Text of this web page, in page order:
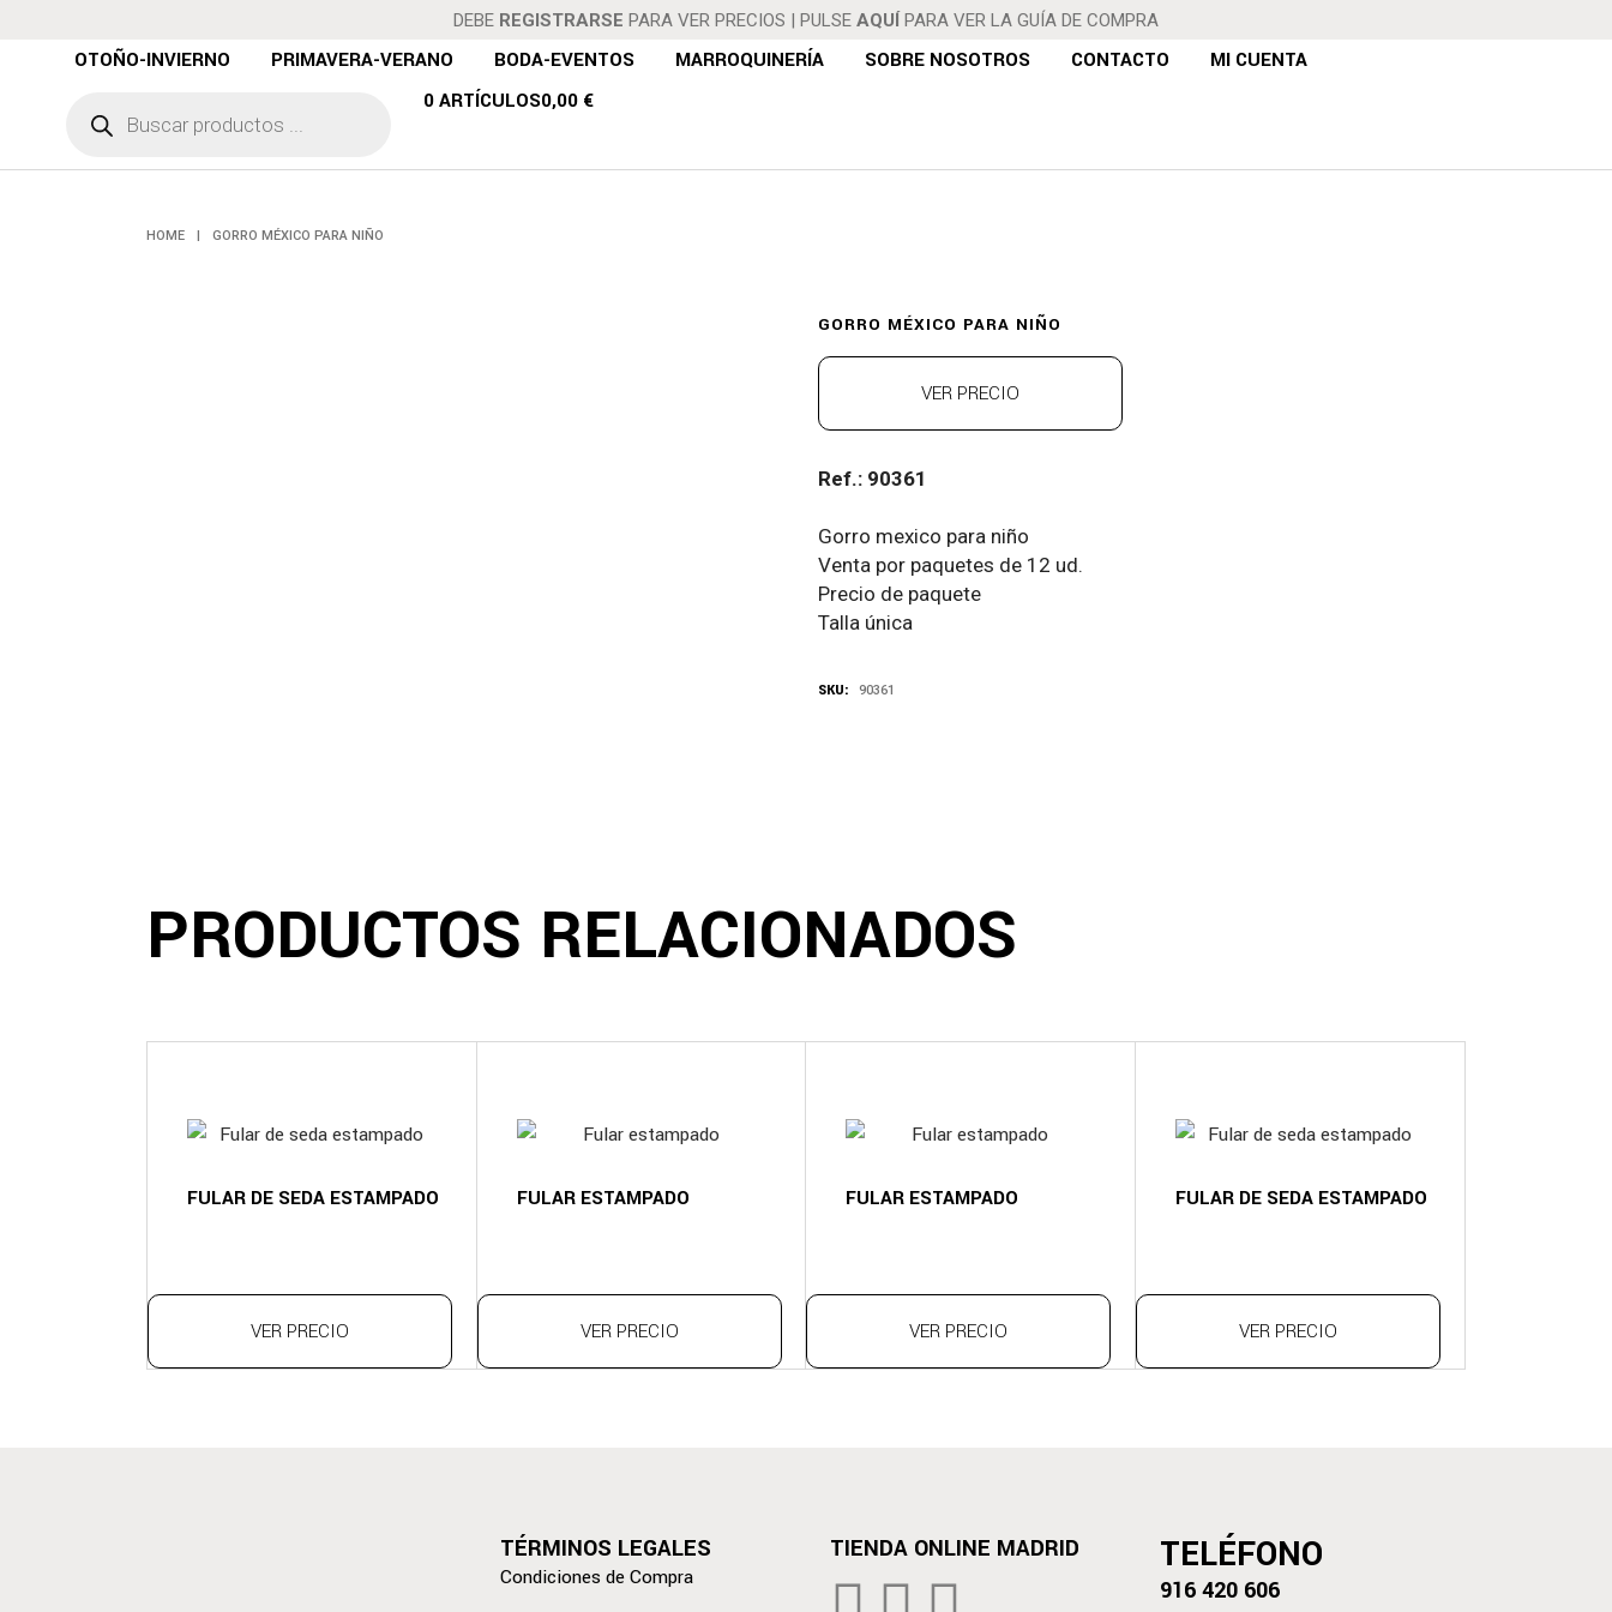
DEBE REGISTRARSE PARA VER PRECIOS | PULSE AQUÍ PARA VER LA GUÍA DE COMPRA
OTOÑO-INVIERNO PRIMAVERA-VERANO BODA-EVENTOS MARROQUINERÍA SOBRE NOSOTROS CONTACTO
MI CUENTA
productos
0 ARTÍCULOS0,00 €
GORRO MÉXICO PARA NIÑO
HOME | GORRO MÉXICO PARA NIÑO
GORRO MÉXICO PARA NIÑO
VER PRECIO
Ref.: 90361
Gorro mexico para niño
Venta por paquetes de 12 ud.
Precio de paquete
Talla única
SKU: 90361
PRODUCTOS RELACIONADOS
FULAR DE SEDA ESTAMPADO
VER PRECIO
FULAR ESTAMPADO
VER PRECIO
FULAR ESTAMPADO
VER PRECIO
FULAR DE SEDA ESTAMPADO
VER PRECIO
TÉRMINOS LEGALES
Condiciones de Compra
TIENDA ONLINE MADRID TELÉFONO
916 420 606